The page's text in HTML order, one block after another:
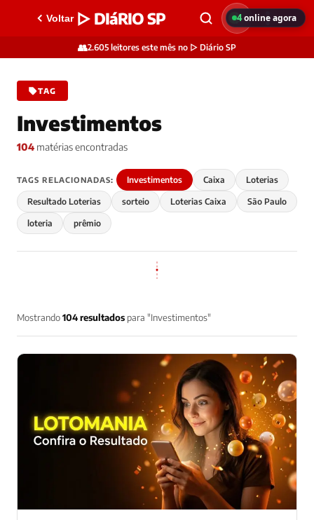
Voltar ▷ DIáRIO SP
👥2.605 leitores este mês no ▷ Diário SP
TAG
Investimentos
104 matérias encontradas
TAGS RELACIONADAS: Investimentos Caixa Loterias
Resultado Loterias sorteio Loterias Caixa São Paulo
loteria prêmio
Mostrando104 resultados para "Investimentos"
4online agora